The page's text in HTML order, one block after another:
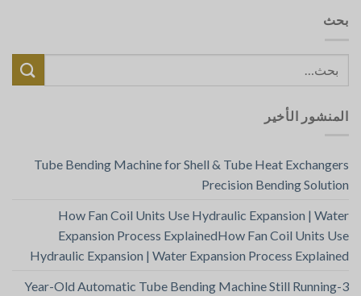
بحث
المنشور الأخير
Tube Bending Machine for Shell & Tube Heat Exchangers
Precision Bending Solution
How Fan Coil Units Use Hydraulic Expansion | Water
Expansion Process ExplainedHow Fan Coil Units Use
Hydraulic Expansion | Water Expansion Process Explained
3-Year-Old Automatic Tube Bending Machine Still Running